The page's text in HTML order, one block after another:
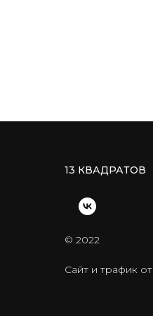
13 КВАДРАТОВ
© 2022
Сайт и трафик от